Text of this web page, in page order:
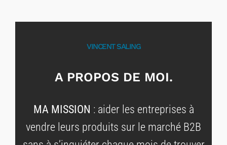
VINCENT SALING
A PROPOS DE MOI.
MA MISSION : aider les entreprises à
vendre leurs produits sur le marché B2B